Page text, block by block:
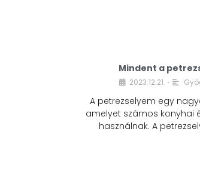
Mindent a
2023.12.21. •
A petrezselyem egy
amelyet számos konyhai
használnak. A